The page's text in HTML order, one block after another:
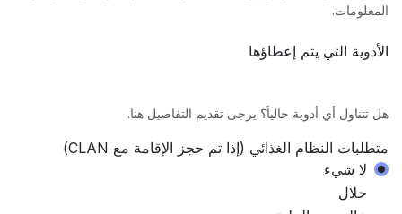
المعلومات.
الأدوية التي يتم إعطاؤها
هل تتناول أي أدوية حالياً؟ يرجى تقديم التفاصيل هنا.
متطلبات النظام الغذائي (إذا تم حجز الإقامة مع CLAN)
لا شيء
حلال